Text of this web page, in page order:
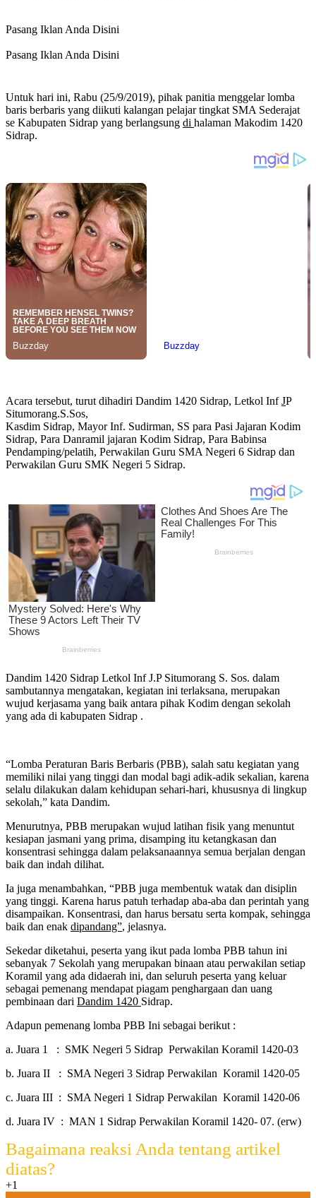
Pasang Iklan Anda Disini
Pasang Iklan Anda Disini
Untuk hari ini, Rabu (25/9/2019), pihak panitia menggelar lomba
baris berbaris yang diikuti kalangan pelajar tingkat SMA Sederajat
se Kabupaten Sidrap yang berlangsung di halaman Makodim 1420
Sidrap.
Acara tersebut, turut dihadiri Dandim 1420 Sidrap, Letkol InfJP
Situmorang.S.Sos,
Kasdim Sidrap, Mayor Inf. Sudirman, SS para Pasi Jajaran Kodim
Sidrap, Para Danramil jajaran Kodim Sidrap, Para Babinsa
Pendamping/pelatih, Perwakilan Guru SMA Negeri 6 Sidrap dan
Perwakilan Guru SMK Negeri 5 Sidrap.
Dandim 1420 Sidrap Letkol Inf J.P Situmorang S. Sos. dalam
sambutannya mengatakan, kegiatan ini terlaksana, merupakan
wujud kerjasama yang baik antara pihak Kodim dengan sekolah
yang ada di kabupaten Sidrap .
“Lomba Peraturan Baris Berbaris (PBB), salah satu kegiatan yang
memiliki nilai yang tinggi dan modal bagi adik-adik sekalian, karena
selalu dilakukan dalam kehidupan sehari-hari, khususnya di lingkup
sekolah,” kata Dandim.
Menurutnya, PBB merupakan wujud latihan fisik yang menuntut
kesiapan jasmani yang prima, disamping itu ketangkasan dan
konsentrasi sehingga dalam pelaksanaannya semua berjalan dengan
baik dan indah dilihat.
Ia juga menambahkan, “PBB juga membentuk watak dan disiplin
yang tinggi. Karena harus patuh terhadap aba-aba dan perintah yang
disampaikan. Konsentrasi, dan harus bersatu serta kompak, sehingga
baik dan enak dipandang”, jelasnya.
Sekedar diketahui, peserta yang ikut pada lomba PBB tahun ini
sebanyak 7 Sekolah yang merupakan binaan atau perwakilan setiap
Koramil yang ada didaerah ini, dan seluruh peserta yang keluar
sebagai pemenang mendapat piagam penghargaan dan uang
pembinaan dari Dandim 1420 Sidrap.
Adapun pemenang lomba PBB Ini sebagai berikut :
a. Juara 1 : SMK Negeri 5 Sidrap Perwakilan Koramil 1420-03
b. Juara II : SMA Negeri 3 Sidrap Perwakilan Koramil 1420-05
c. Juara III : SMA Negeri 1 Sidrap Perwakilan Koramil 1420-06
d. Juara IV : MAN 1 Sidrap Perwakilan Koramil 1420- 07. (erw)
Bagaimana reaksi Anda tentang artikel
diatas?
+1